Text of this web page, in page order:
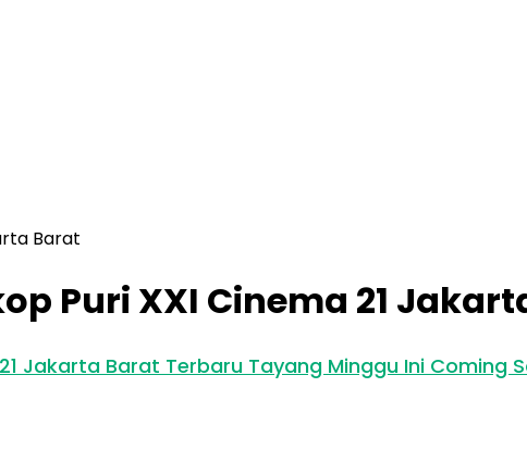
Barat
Puri XXI Cinema 21
Jakarta Barat Terbaru Tayang Minggu Ini Coming